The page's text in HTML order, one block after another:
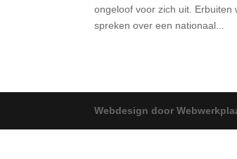
ongeloof voor zich uit.
spreken over een nationaal...
Webdesign door